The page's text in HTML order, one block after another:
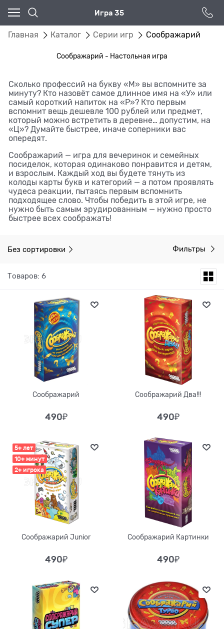
Игра 35
Главная Каталог Серии игр Соображарий
Соображарий - Настольная игра
Сколько профессий на букву «М» вы вспомните за
минуту? Кто назовёт самое длинное имя на «У» или
самый короткий напиток на «Р»? Кто первым
вспомнит вещь дешевле 100 рублей или предмет,
который можно встретить в деревне… допустим, на
«Ц»? Думайте быстрее, иначе соперники вас
опередят.
Соображарий — игра для вечеринок и семейных
посиделок, которая одинаково понравится и детям,
и взрослым. Каждый ход вы будете тянуть из
колоды карты букв и категорий — а потом проявлять
чудеса реакции, пытаясь первым вспомнить
подходящее слово. Чтобы победить в этой игре, не
нужно быть самым эрудированным — нужно просто
быстрее всех соображать!
Без сортировки Фильтры
Товаров: 6
Соображарий
490₽
Соображарий Два!!!
490₽
5+ лет
10+ минут
2+ игрока
Соображарий Junior
490₽
Соображарий Картинки
490₽